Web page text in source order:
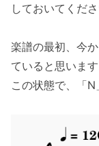
しておいてくだ
楽譜の最初、今
ていると思います
この状態で、「N